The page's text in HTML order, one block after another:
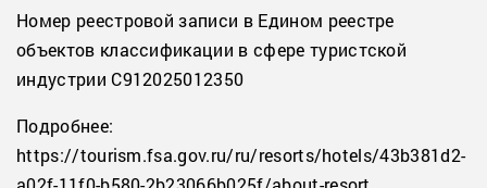
Номер реестровой записи в Едином реестре
объектов классификации в сфере туристской
индустрии С912025012350
Подробнее:
https://tourism.fsa.gov.ru/ru/resorts/hotels/43b381d2-